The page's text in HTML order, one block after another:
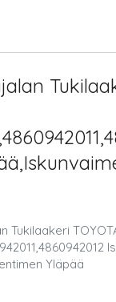
Tukilaakeri
Yläpää